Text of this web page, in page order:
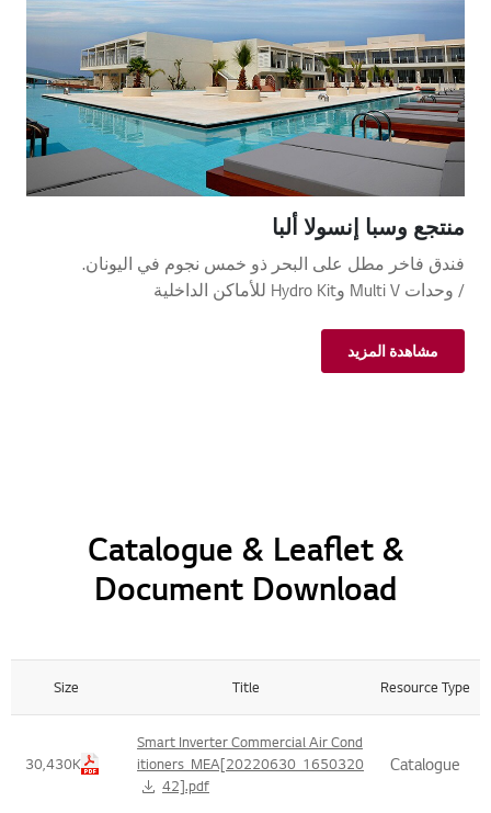
منتجع وسبا إنسولا ألبا
فندق فاخر مطل على البحر ذو خمس نجوم في اليونان.
/ وحدات Multi V وHydro Kit للأماكن الداخلية
مشاهدة المزيد
Catalogue & Leaflet &
Document Download
Resource Type
Title
Size
Catalogue
Smart Inverter Commercial Air Cond
itioners_MEA[20220630_1650320
42].pdf
30,430K